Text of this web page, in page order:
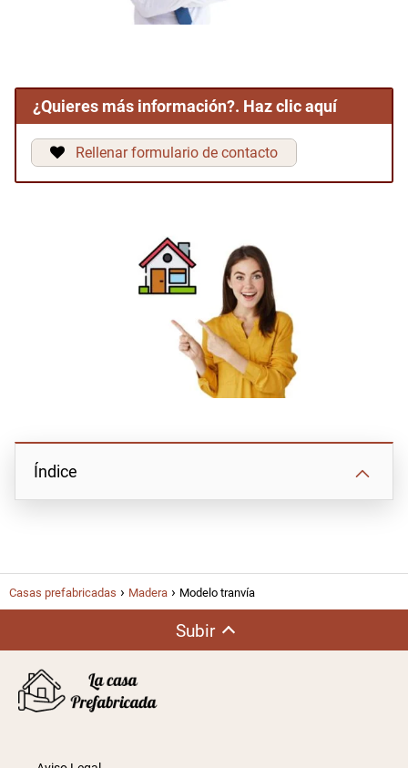
¿Quieres más información?. Haz clic aquí
Rellenar formulario de contacto
Índice
Casas prefabricadas Madera Modelo tranvía
Subir